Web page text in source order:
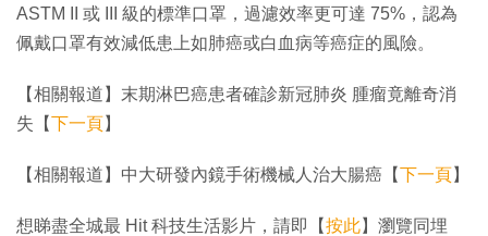
ASTM II 或 III 級的標準口罩，過濾效率更可達 75%，認為
佩戴口罩有效減低患上如肺癌或白血病等癌症的風險。
【相關報道】末期淋巴癌患者確診新冠肺炎 腫瘤竟離奇消
失【下一頁】
【相關報道】中大研發內鏡手術機械人治大腸癌【下一頁】
想睇盡全城最 Hit 科技生活影片，請即【按此】瀏覽同埋